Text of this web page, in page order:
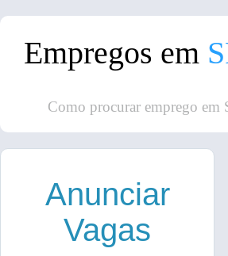
Empregos em
Como procurar emprego em
Anunciar
Vagas